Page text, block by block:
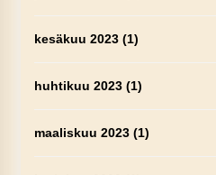
kesäkuu 2023(1)
huhtikuu 2023(1)
maaliskuu 2023(1)